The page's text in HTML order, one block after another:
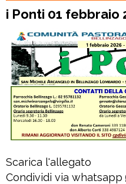
i Ponti 01 febbraio
Scarica l'allegato
Condividi via whatsapp